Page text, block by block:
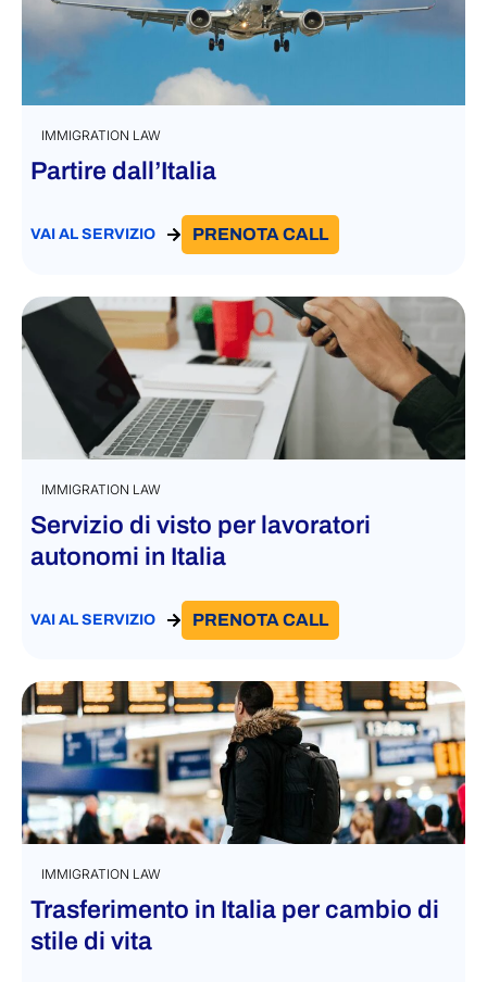
IMMIGRATION LAW
Partire dall’Italia
VAI AL SERVIZIO PRENOTA CALL
IMMIGRATION LAW
Servizio di visto per lavoratori
autonomi in Italia
VAI AL SERVIZIO PRENOTA CALL
IMMIGRATION LAW
Trasferimento in Italia per cambio di
stile di vita